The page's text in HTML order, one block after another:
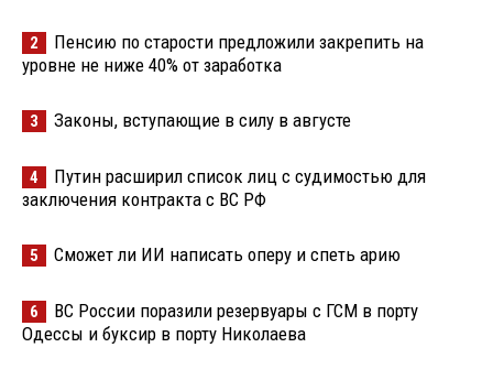
2
Пенсию по старости предложили закрепить на
уровне не ниже 40% от заработка
3 Законы, вступающие в силу в августе
4
Путин расширил список лиц с судимостью для
заключения контракта с ВС РФ
5 Сможет ли ИИ написать оперу и спеть арию
6
ВС России поразили резервуары с ГСМ в порту
Одессы и буксир в порту Николаева